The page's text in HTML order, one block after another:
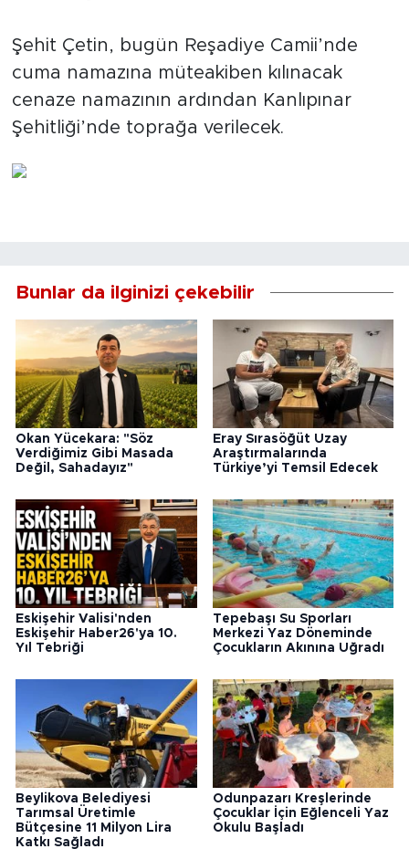
Şehit Çetin, bugün Reşadiye Camii’nde
cuma namazına müteakiben kılınacak
cenaze namazının ardından Kanlıpınar
Şehitliği’nde toprağa verilecek.
Bunlar da ilginizi çekebilir
Okan Yücekara: "Söz
Verdiğimiz Gibi Masada
Değil, Sahadayız"
Eray Sırasöğüt Uzay
Araştırmalarında
Türkiye’yi Temsil Edecek
Eskişehir Valisi'nden
Eskişehir Haber26'ya 10.
Yıl Tebriği
Tepebaşı Su Sporları
Merkezi Yaz Döneminde
Çocukların Akınına Uğradı
Beylikova Belediyesi
Tarımsal Üretimle
Bütçesine 11 Milyon Lira
Katkı Sağladı
Odunpazarı Kreşlerinde
Çocuklar İçin Eğlenceli Yaz
Okulu Başladı